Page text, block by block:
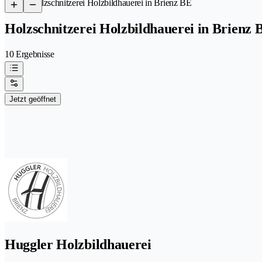
/Holzschnitzerei Holzbildhauerei in Brienz BE
Holzschnitzerei Holzbildhauerei in Brienz
10 Ergebnisse
Jetzt geöffnet
Huggler Holzbildhauerei